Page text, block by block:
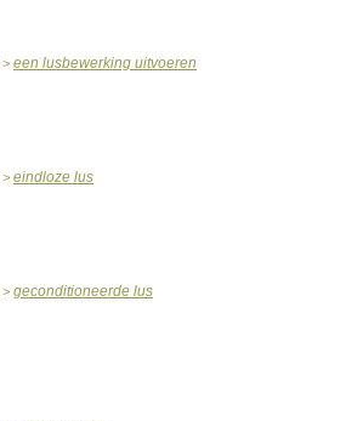
> een lusbewerking uitvoeren
> eindloze lus
> geconditioneerde lus